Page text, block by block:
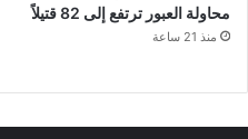
محاولة العبور ترتفع إلى 82 قتيلاً
منذ 21 ساعة